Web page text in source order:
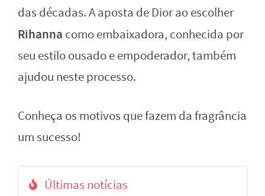
das décadas. A aposta de Dior ao escolher
Rihanna como embaixadora, conhecida por
seu estilo ousado e empoderador, também
ajudou neste processo.
Conheça os motivos que fazem da fragrância
um sucesso!
Últimas notícias